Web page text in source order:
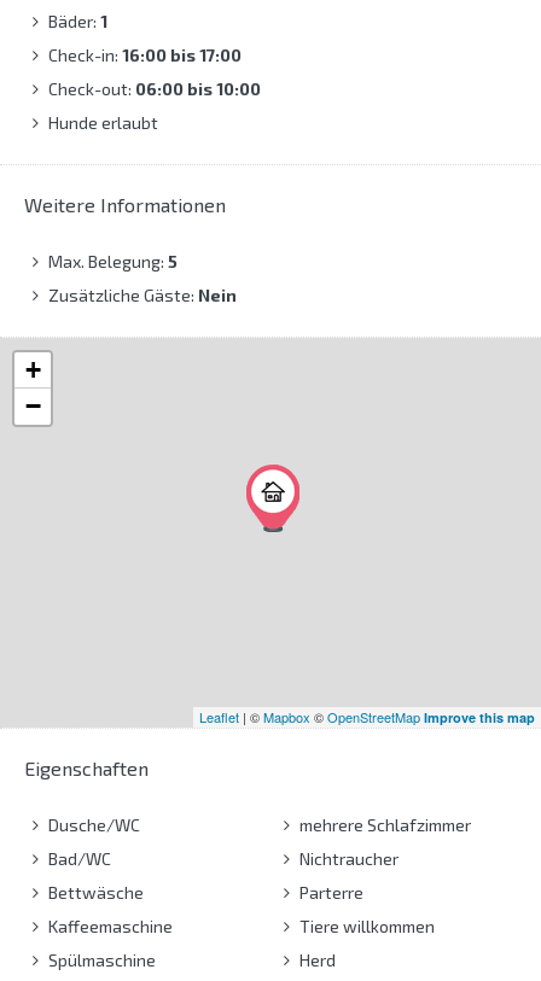
Bäder: 1
Check-in: 16:00 bis 17:00
Check-out: 06:00 bis 10:00
Hunde erlaubt
Weitere Informationen
Max. Belegung: 5
Zusätzliche Gäste: Nein
+
−
Leaflet | ©Mapbox ©OpenStreetMap Improve this map
Eigenschaften
Dusche/WC
Bad/WC
Bettwäsche
Kaffeemaschine
Spülmaschine
mehrere Schlafzimmer
Nichtraucher
Parterre
Tiere willkommen
Herd